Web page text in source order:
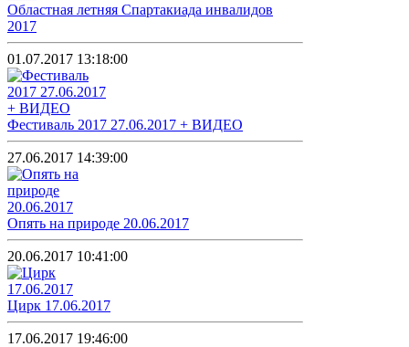
Областная летняя Спартакиада инвалидов
2017
01.07.2017 13:18:00
Фестиваль 2017 27.06.2017 + ВИДЕО
27.06.2017 14:39:00
Опять на природе 20.06.2017
20.06.2017 10:41:00
Цирк 17.06.2017
17.06.2017 19:46:00